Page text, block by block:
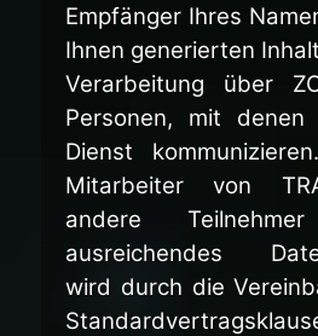
Empfänger Ihres
Ihnen generierten
Verarbeitung über
Personen, mit
Dienst
Mitarbeiter von
andere
ausreichendes
wird durch die